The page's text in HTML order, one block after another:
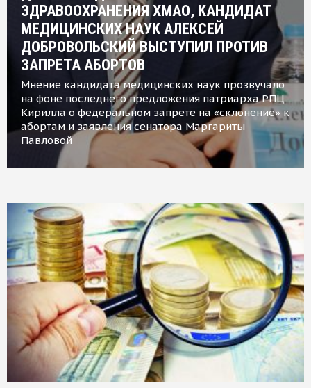
ЗДРАВООХРАНЕНИЯ ХМАО, КАНДИДАТ
МЕДИЦИНСКИХ НАУК АЛЕКСЕЙ
ДОБРОВОЛЬСКИЙ ВЫСТУПИЛ ПРОТИВ
ЗАПРЕТА АБОРТОВ
Мнение кандидата медицинских наук прозвучало
на фоне последнего предложения патриарха РПЦ
Кирилла о федеральном запрете на «склонение» к
абортам и заявления сенатора Маргариты
Павловой